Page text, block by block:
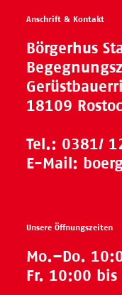
Anschrift & Kontakt
Börgerhus
18109
Tel.: 0381/
E-Mail:
Unsere Öffnungszeiten
Mo.–Do.
Fr. 10:00